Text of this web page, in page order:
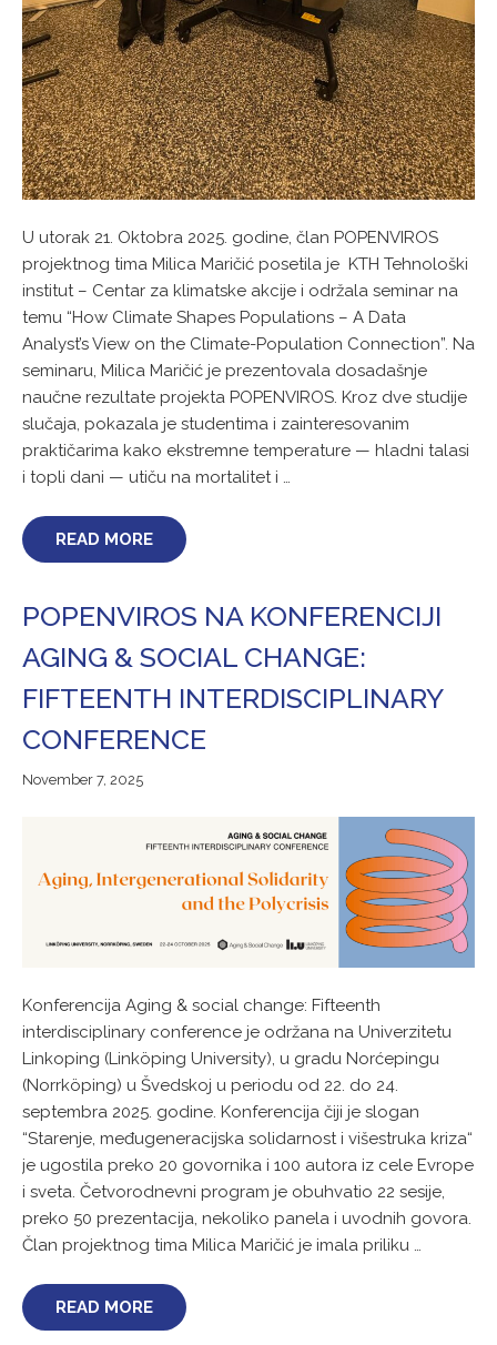
U utorak 21. Oktobra 2025. godine, član POPENVIROS
projektnog tima Milica Maričić posetila je KTH Tehnološki
institut – Centar za klimatske akcije i održala seminar na
temu “How Climate Shapes Populations – A Data
Analyst’s View on the Climate-Population Connection”. Na
seminaru, Milica Maričić je prezentovala dosadašnje
naučne rezultate projekta POPENVIROS. Kroz dve studije
slučaja, pokazala je studentima i zainteresovanim
praktičarima kako ekstremne temperature — hladni talasi
i topli dani — utiču na mortalitet i …
READ MORE
POPENVIROS NA KONFERENCIJI
AGING & SOCIAL CHANGE:
FIFTEENTH INTERDISCIPLINARY
CONFERENCE
November 7, 2025November
Konferencija Aging & social change: Fifteenth
interdisciplinary conference je održana na Univerzitetu
Linkoping (Linköping University), u gradu Norćepingu
(Norrköping) u Švedskoj u periodu od 22. do 24.
septembra 2025. godine. Konferencija čiji je slogan
“Starenje, međugeneracijska solidarnost i višestruka kriza“
je ugostila preko 20 govornika i 100 autora iz cele Evrope
i sveta. Četvorodnevni program je obuhvatio 22 sesije,
preko 50 prezentacija, nekoliko panela i uvodnih govora.
Član projektnog tima Milica Maričić je imala priliku …
READ MORE